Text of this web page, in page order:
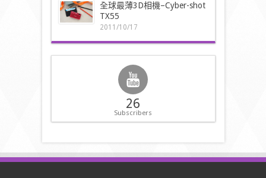
全球最薄3D相機–Cyber-shot
TX55
2011/10/17
26
Subscribers